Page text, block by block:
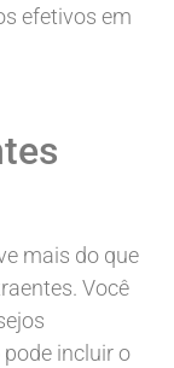
efetivos em
mais do que
Você
incluir o